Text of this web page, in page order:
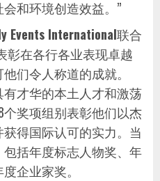
和环境创造效益。”
Events International联合
彰在各行各业表现卓越
们令人称道的成就。
才华的本土人才和激荡
奖项组别表彰他们以杰
得国际认可的实力。当
括年度标志人物奖、年
企业家奖。